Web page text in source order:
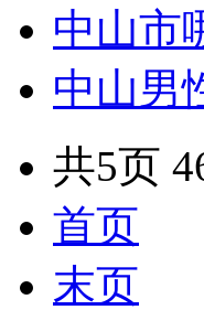
中山市
中山男
共5页
首页
末页